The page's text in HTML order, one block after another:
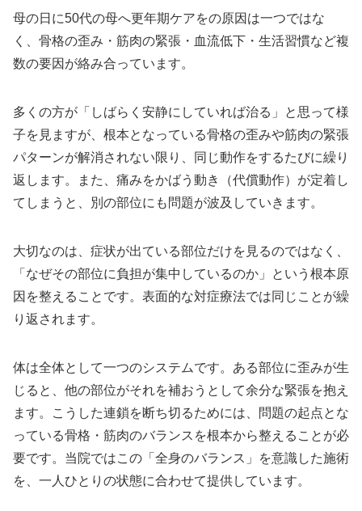
母の日に50代の母へ更年期ケアをの原因は一つではな
く、骨格の歪み・筋肉の緊張・血流低下・生活習慣など複
数の要因が絡み合っています。
多くの方が「しばらく安静にしていれば治る」と思って様
子を見ますが、根本となっている骨格の歪みや筋肉の緊張
パターンが解消されない限り、同じ動作をするたびに繰り
返します。また、痛みをかばう動き（代償動作）が定着し
てしまうと、別の部位にも問題が波及していきます。
大切なのは、症状が出ている部位だけを見るのではなく、
「なぜその部位に負担が集中しているのか」という根本原
因を整えることです。表面的な対症療法では同じことが繰
り返されます。
体は全体として一つのシステムです。ある部位に歪みが生
じると、他の部位がそれを補おうとして余分な緊張を抱え
ます。こうした連鎖を断ち切るためには、問題の起点とな
っている骨格・筋肉のバランスを根本から整えることが必
要です。当院ではこの「全身のバランス」を意識した施術
を、一人ひとりの状態に合わせて提供しています。